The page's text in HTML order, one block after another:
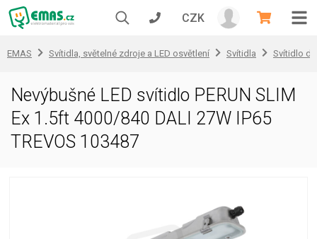
CZK
EMAS Svítidla, světelné zdroje a LED osvětlení Svítidla Svítidlo
Nevýbušné LED svítidlo PERUN SLIM
Ex 1.5ft 4000/840 DALI 27W IP65
TREVOS 103487